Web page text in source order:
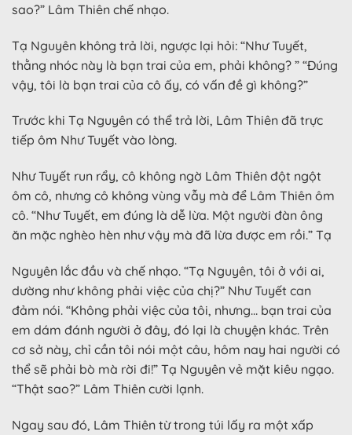
sao?” Lâm Thiên chế nhạo.
Tạ Nguyên không trả lời, ngược lại hỏi: “Như Tuyết,
thằng nhóc này là bạn trai của em, phải không? ” “Đúng
vậy, tôi là bạn trai của cô ấy, có vấn đề gì không?”
Trước khi Tạ Nguyên có thể trả lời, Lâm Thiên đã trực
tiếp ôm Như Tuyết vào lòng.
Như Tuyết run rẩy, cô không ngờ Lâm Thiên đột ngột
ôm cô, nhưng cô không vùng vẫy mà để Lâm Thiên ôm
cô. “Như Tuyết, em đúng là dễ lừa. Một người đàn ông
ăn mặc nghèo hèn như vậy mà đã lừa được em rồi.” Tạ
Nguyên lắc đầu và chế nhạo. “Tạ Nguyên, tôi ở với ai,
dường như không phải việc của chị?” Như Tuyết can
đảm nói. “Không phải việc của tôi, nhưng… bạn trai của
em dám đánh người ở đây, đó lại là chuyện khác. Trên
cơ sở này, chỉ cần tôi nói một câu, hôm nay hai người có
thể sẽ phải bò mà rời đi!” Tạ Nguyên vẻ mặt kiêu ngạo.
“Thật sao?” Lâm Thiên cười lạnh.
Ngay sau đó, Lâm Thiên từ trong túi lấy ra một xấp